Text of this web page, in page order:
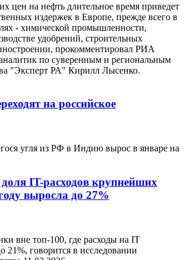
цен на нефть длительное время приведет
издержек в Европе, прежде всего в
- химической промышленности,
удобрений, строительных
прокомментировал РИА
по суверенным и региональным
"Эксперт РА" Кирилл Лысенко.
на российское
угля из РФ в Индию вырос в январе на
IT-расходов крупнейших
выросла до 27%
вне топ-100, где расходы на IT
21%, говорится в исследовании